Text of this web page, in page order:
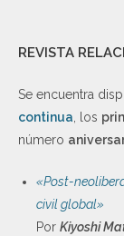
REVISTA
Se encuentra
continua , los
número
«Post-
civil global»
Por Kiyoshi